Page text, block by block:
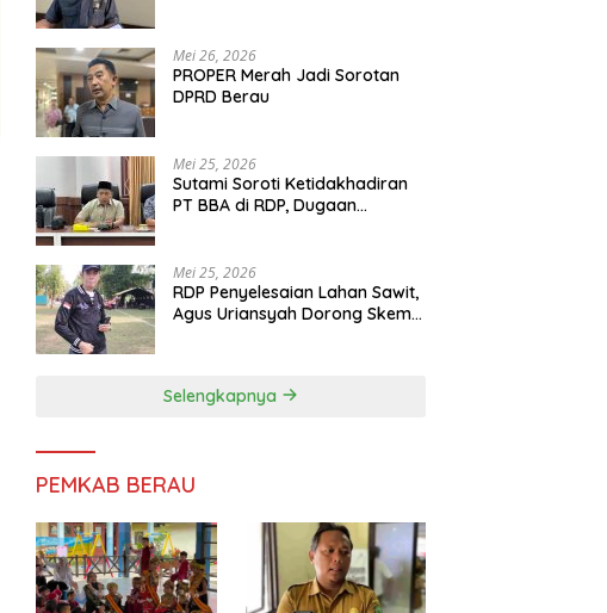
Mei 26, 2026
PROPER Merah Jadi Sorotan
DPRD Berau
Mei 25, 2026
Sutami Soroti Ketidakhadiran
PT BBA di RDP, Dugaan
Mei 25, 2026
RDP Penyelesaian Lahan Sawit,
Agus Uriansyah Dorong Skema
Selengkapnya
PEMKAB BERAU